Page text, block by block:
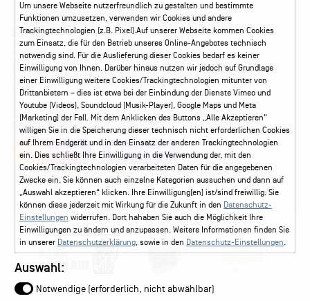
Service
Kontakt Leichte Sprache
FAQ / Hilfe
Ticketshop Hamburg
Gutscheine
Callback-Service
Ticketservice 040 - 413 22 60
Social Media
Instagram Facebook
Um unsere Webseite nutzerfreundlich zu gestalten und bestimmte
Funktionen umzusetzen, verwenden wir Cookies und andere
Trackingtechnologien (z.B. Pixel).Auf unserer Webseite kommen Cookies
zum Einsatz, die für den Betrieb unseres Online-Angebotes technisch
notwendig sind. Für die Auslieferung dieser Cookies bedarf es keiner
Einwilligung von Ihnen. Darüber hinaus nutzen wir jedoch auf Grundlage
einer Einwilligung weitere Cookies/Trackingtechnologien mitunter von
Drittanbietern – dies ist etwa bei der Einbindung der Dienste Vimeo und
Youtube (Videos), Soundcloud (Musik-Player), Google Maps und Meta
(Marketing) der Fall. Mit dem Anklicken des Buttons „Alle Akzeptieren“
willigen Sie in die Speicherung dieser technisch nicht erforderlichen Cookies
auf Ihrem Endgerät und in den Einsatz der anderen Trackingtechnologien
ein. Dies schließt Ihre Einwilligung in die Verwendung der, mit den
Cookies/Trackingtechnologien verarbeiteten Daten für die angegebenen
Zwecke ein. Sie können auch einzelne Kategorien aussuchen und dann auf
„Auswahl akzeptieren“ klicken. Ihre Einwilligung(en) ist/sind freiwillig. Sie
können diese jederzeit mit Wirkung für die Zukunft in den Datenschutz-
Einstellungen widerrufen. Dort hahaben Sie auch die Möglichkeit Ihre
Einwilligungen zu ändern und anzupassen. Weitere Informationen finden Sie
in unserer Datenschutzerklärung, sowie in den Datenschutz-Einstellungen.
Auswahl:
Notwendige (erforderlich, nicht abwählbar)